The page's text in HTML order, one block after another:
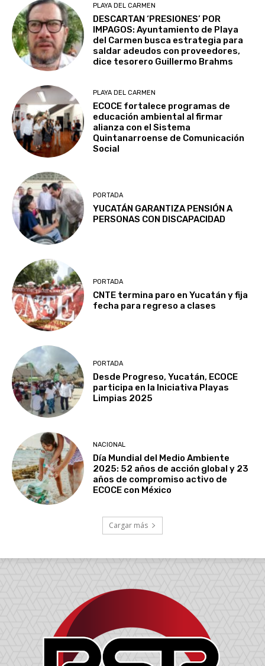
PLAYA DEL CARMEN
DESCARTAN ‘PRESIONES’ POR
IMPAGOS: Ayuntamiento de Playa
del Carmen busca estrategia para
saldar adeudos con proveedores,
dice tesorero Guillermo Brahms
PLAYA DEL CARMEN
ECOCE fortalece programas de
educación ambiental al firmar
alianza con el Sistema
Quintanarroense de Comunicación
Social
PORTADA
YUCATÁN GARANTIZA PENSIÓN A
PERSONAS CON DISCAPACIDAD
PORTADA
CNTE termina paro en Yucatán y fija
fecha para regreso a clases
PORTADA
Desde Progreso, Yucatán, ECOCE
participa en la Iniciativa Playas
Limpias 2025
NACIONAL
Día Mundial del Medio Ambiente
2025: 52 años de acción global y 23
años de compromiso activo de
ECOCE con México
Cargar más